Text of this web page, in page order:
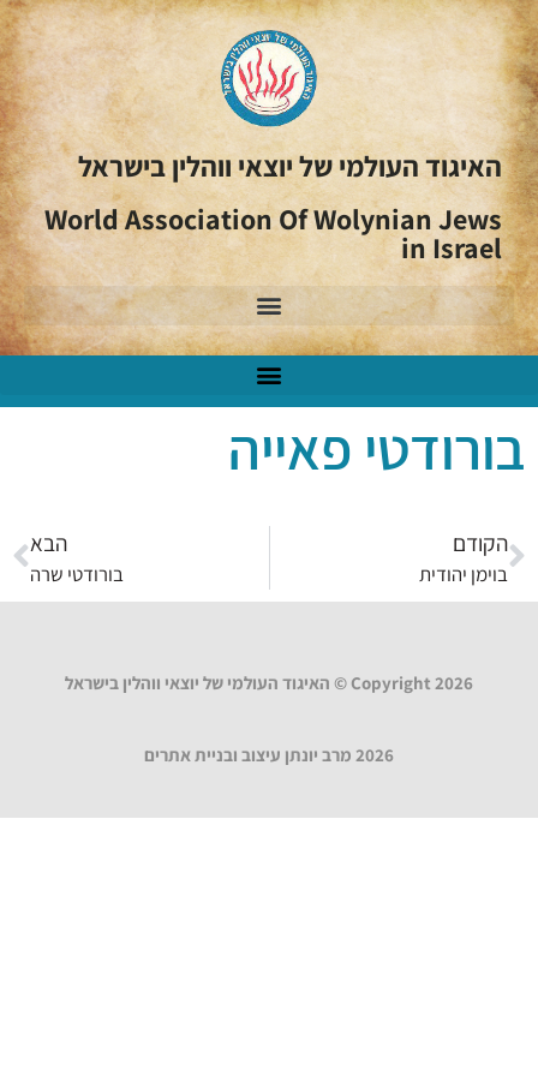
האיגוד העולמי של יוצאי ווהלין בישראל
World Association Of Wolynian Jews
in Israel
בורודטי פאייה
הקודם
בוימן יהודית
הבא
בורודטי שרה
Copyright 2026 © האיגוד העולמי של יוצאי ווהלין בישראל
2026 מרב יונתן עיצוב ובניית אתרים